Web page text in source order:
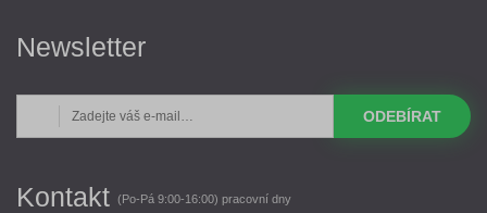
Newsletter
ODEBÍRAT
Kontakt (Po-Pá 9:00-16:00) pracovní dny